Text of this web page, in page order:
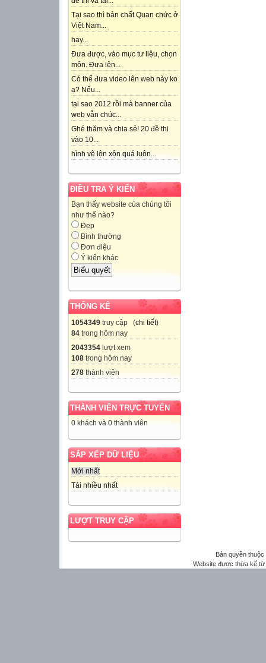
Tại sao thì bản chất Quan chức ở
Việt Nam...
hay...
Đưa được, vào mục tư liệu, chọn
môn. Đưa lên...
Có thể đưa video lên web này ko
ạ? Nếu...
tại sao 2012 rồi mà banner của
web vẫn chúc...
Ghé thăm và chia sẻ! 20 đề thi
vào 10...
hình vẽ lộn xộn quá luôn...
ĐIỀU TRA Ý KIẾN
Bạn thấy website của chúng tôi
như thế nào?
Đẹp
Bình thường
Đơn điệu
Ý kiến khác
THỐNG KÊ
1054349 truy cập (chi tiết)
84 trong hôm nay
2043354 lượt xem
108 trong hôm nay
278 thành viên
THÀNH VIÊN TRỰC TUYẾN
0 khách và 0 thành viên
SẮP XẾP DỮ LIỆU
Mới nhất
Tải nhiều nhất
LƯỢT TRUY CẬP
Bản quyền
Website được thừa kế từ